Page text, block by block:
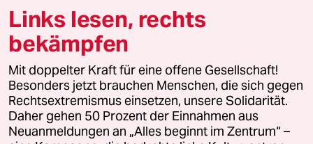
© 2026 taz Verlags und Vertriebs GmbH
Alle Rechte vorbehalten. Bei rechtlichen Fragen oder für Genehmigungen
wenden Sie sich bitte an
lizenzen@taz.de
Feedback Redaktionsstatut Kommune-Richtlinien
Links lesen, rechts
bekämpfen
Mit doppelter Kraft für eine offene Gesellschaft!
Besonders jetzt brauchen Menschen, die sich gegen
Rechtsextremismus einsetzen, unsere Solidarität.
Daher gehen 50 Prozent der Einnahmen aus
Neuanmeldungen an „Alles beginnt im Zentrum“ –